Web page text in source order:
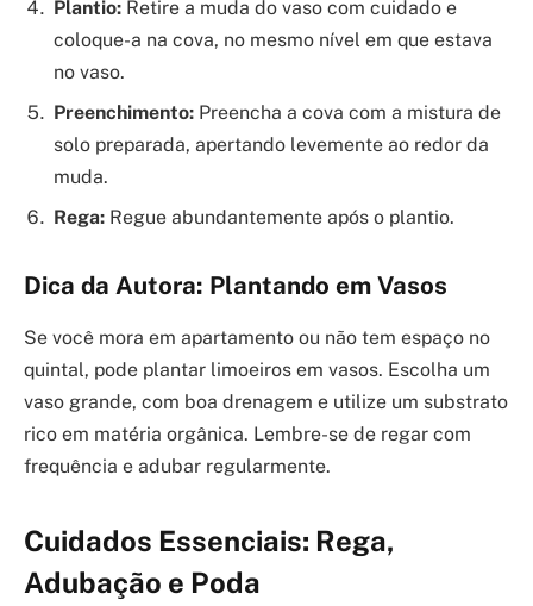
Plantio: Retire a muda do vaso com cuidado e
coloque-a na cova, no mesmo nível em que estava
no vaso.
Preenchimento: Preencha a cova com a mistura de
solo preparada, apertando levemente ao redor da
muda.
Rega: Regue abundantemente após o plantio.
Dica da Autora: Plantando em Vasos
Se você mora em apartamento ou não tem espaço no
quintal, pode plantar limoeiros em vasos. Escolha um
vaso grande, com boa drenagem e utilize um substrato
rico em matéria orgânica. Lembre-se de regar com
frequência e adubar regularmente.
Cuidados Essenciais: Rega,
Adubação e Poda